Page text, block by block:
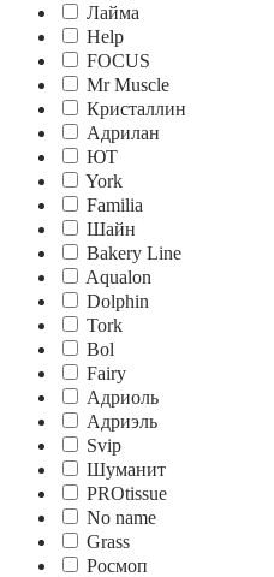
Лайма
Help
FOCUS
Mr Muscle
Кристаллин
Адрилан
ЮТ
York
Familia
Шайн
Bakery Line
Aqualon
Dolphin
Tork
Bol
Fairy
Адриоль
Адриэль
Svip
Шуманит
PROtissue
No name
Grass
Росмоп